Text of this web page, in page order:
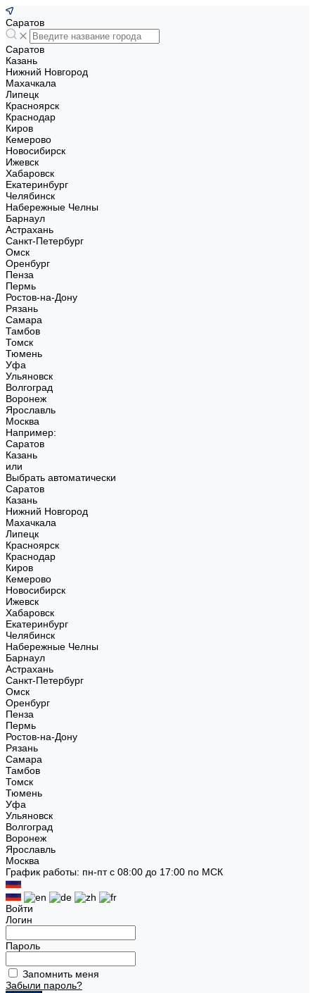
Саратов
Саратов
Казань
Нижний Новгород
Махачкала
Липецк
Красноярск
Краснодар
Киров
Кемерово
Новосибирск
Ижевск
Хабаровск
Екатеринбург
Челябинск
Набережные Челны
Барнаул
Астрахань
Санкт-Петербург
Омск
Оренбург
Пенза
Пермь
Ростов-на-Дону
Рязань
Самара
Тамбов
Томск
Тюмень
Уфа
Ульяновск
Волгоград
Воронеж
Ярославль
Москва
Например:
Саратов
Казань
или
Выбрать автоматически
Саратов
Казань
Нижний Новгород
Махачкала
Липецк
Красноярск
Краснодар
Киров
Кемерово
Новосибирск
Ижевск
Хабаровск
Екатеринбург
Челябинск
Набережные Челны
Барнаул
Астрахань
Санкт-Петербург
Омск
Оренбург
Пенза
Пермь
Ростов-на-Дону
Рязань
Самара
Тамбов
Томск
Тюмень
Уфа
Ульяновск
Волгоград
Воронеж
Ярославль
Москва
График работы: пн-пт с 08:00 до 17:00 по МСК
Войти
Логин
Пароль
Запомнить меня
Забыли пароль?